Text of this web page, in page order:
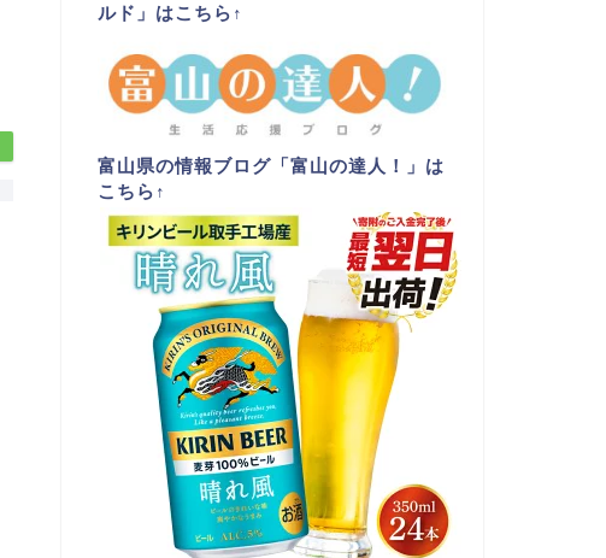
ルド」はこちら ↑
富山県の情報ブログ「富山の達人！」は
こちら ↑